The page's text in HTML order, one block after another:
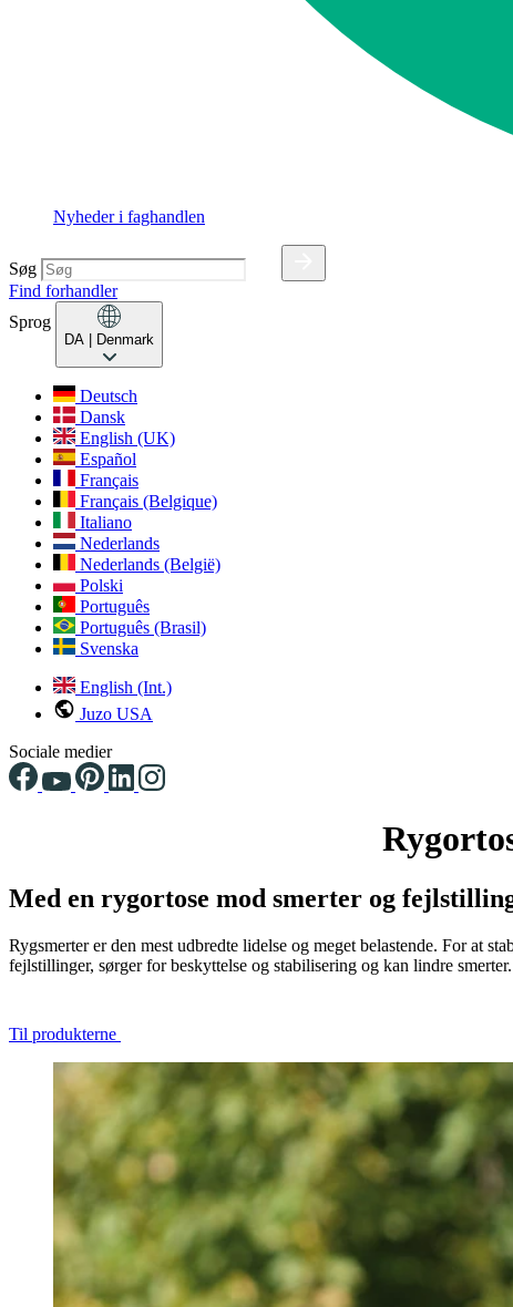
Nyheder i faghandlen
Søg
Find forhandler
Sprog
DA | Denmark
Deutsch
Dansk
English (UK)
Español
Français
Français (Belgique)
Italiano
Nederlands
Nederlands (België)
Polski
Português
Português (Brasil)
Svenska
English (Int.)
Juzo USA
Sociale medier
Med en rygortose mod smerter og
Rygsmerter er den mest udbredte lidelse og meget belastende. For at
fejlstillinger, sørger for beskyttelse og stabilisering og kan lindre smerter.
Til produkterne